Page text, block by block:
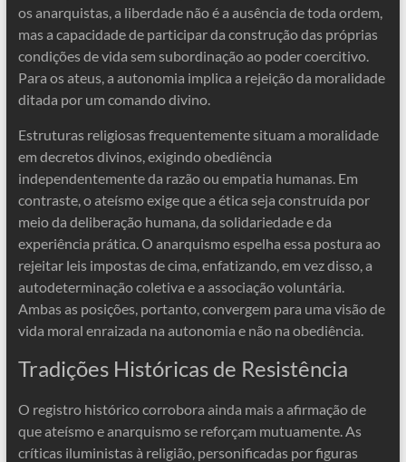
os anarquistas, a liberdade não é a ausência de toda ordem,
mas a capacidade de participar da construção das próprias
condições de vida sem subordinação ao poder coercitivo.
Para os ateus, a autonomia implica a rejeição da moralidade
ditada por um comando divino.
Estruturas religiosas frequentemente situam a moralidade
em decretos divinos, exigindo obediência
independentemente da razão ou empatia humanas. Em
contraste, o ateísmo exige que a ética seja construída por
meio da deliberação humana, da solidariedade e da
experiência prática. O anarquismo espelha essa postura ao
rejeitar leis impostas de cima, enfatizando, em vez disso, a
autodeterminação coletiva e a associação voluntária.
Ambas as posições, portanto, convergem para uma visão de
vida moral enraizada na autonomia e não na obediência.
Tradições Históricas de Resistência
O registro histórico corrobora ainda mais a afirmação de
que ateísmo e anarquismo se reforçam mutuamente. As
críticas iluministas à religião, personificadas por figuras